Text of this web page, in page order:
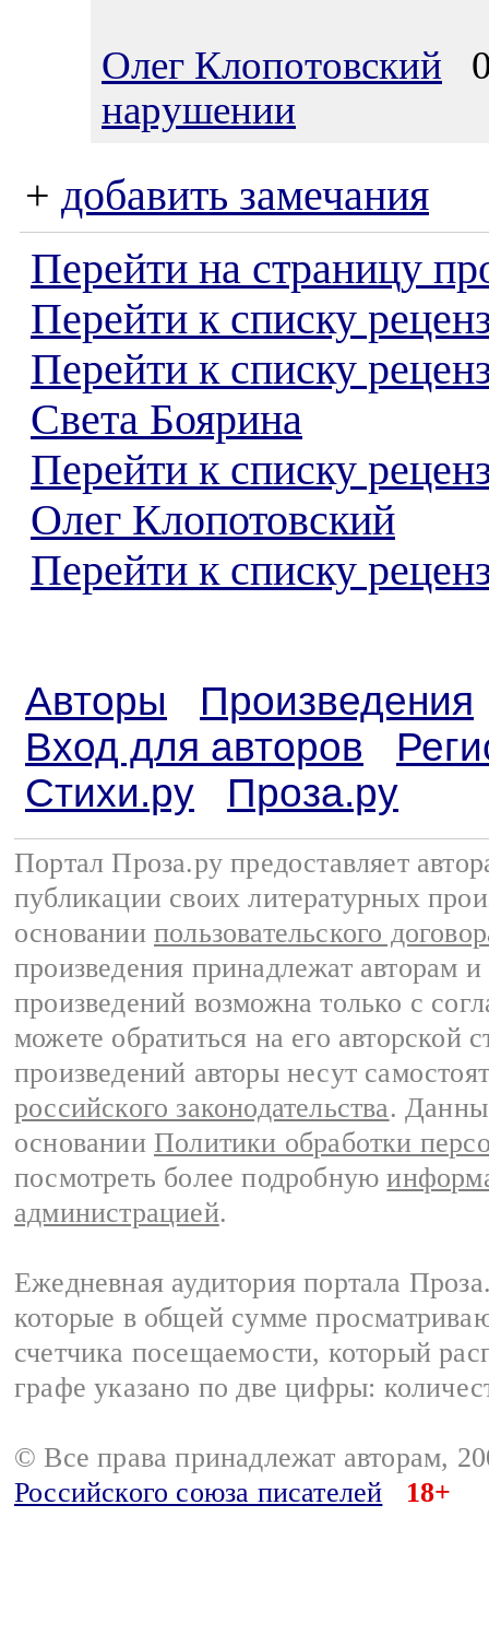
Олег Клопотовский
нарушении
+ добавить замечания
Перейти на страницу
Перейти к списку
Перейти к списку
Света Боярина
Перейти к списку
Олег Клопотовский
Перейти к списку
Авторы
Произведения
Вход для авторов
Стихи.ру
Проза.ру
Портал Проза.ру предоставляет
публикации своих литературных
основании пользовательского
произведения принадлежат авторам
произведений возможна только с
можете обратиться на его авторской
произведений авторы несут
российского законодательства.
основании Политики обработки
посмотреть более подробную
администрацией.
Ежедневная аудитория портала
которые в общей сумме
счетчика посещаемости, который
графе указано по две цифры:
© Все права принадлежат авторам,
Российского союза писателей
18+